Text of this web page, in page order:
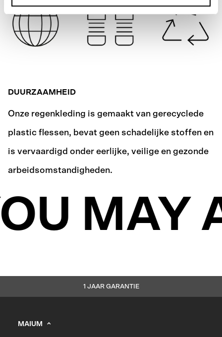
DUURZAAMHEID
Onze regenkleding is gemaakt van gerecyclede
plastic flessen, bevat geen schadelijke stoffen en
is vervaardigd onder eerlijke, veilige en gezonde
arbeidsomstandigheden.
MAY
1 JAAR GARANTIE
MAIUM